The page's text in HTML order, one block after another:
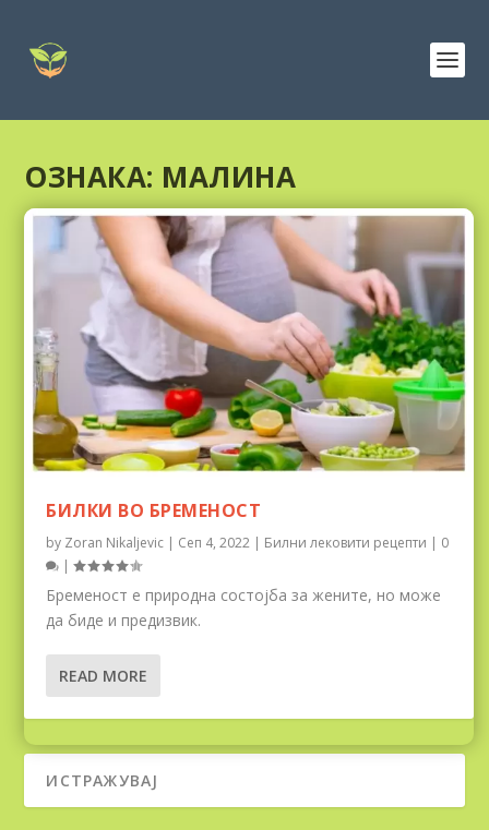
ОЗНАКА: МАЛИНА
БИЛКИ ВО БРЕМЕНОСТ
by Zoran Nikaljevic | Сеп 4, 2022 | Билни лековити рецепти | 0
|
Бременост е природна состојба за жените, но може
да биде и предизвик.
READ MORE